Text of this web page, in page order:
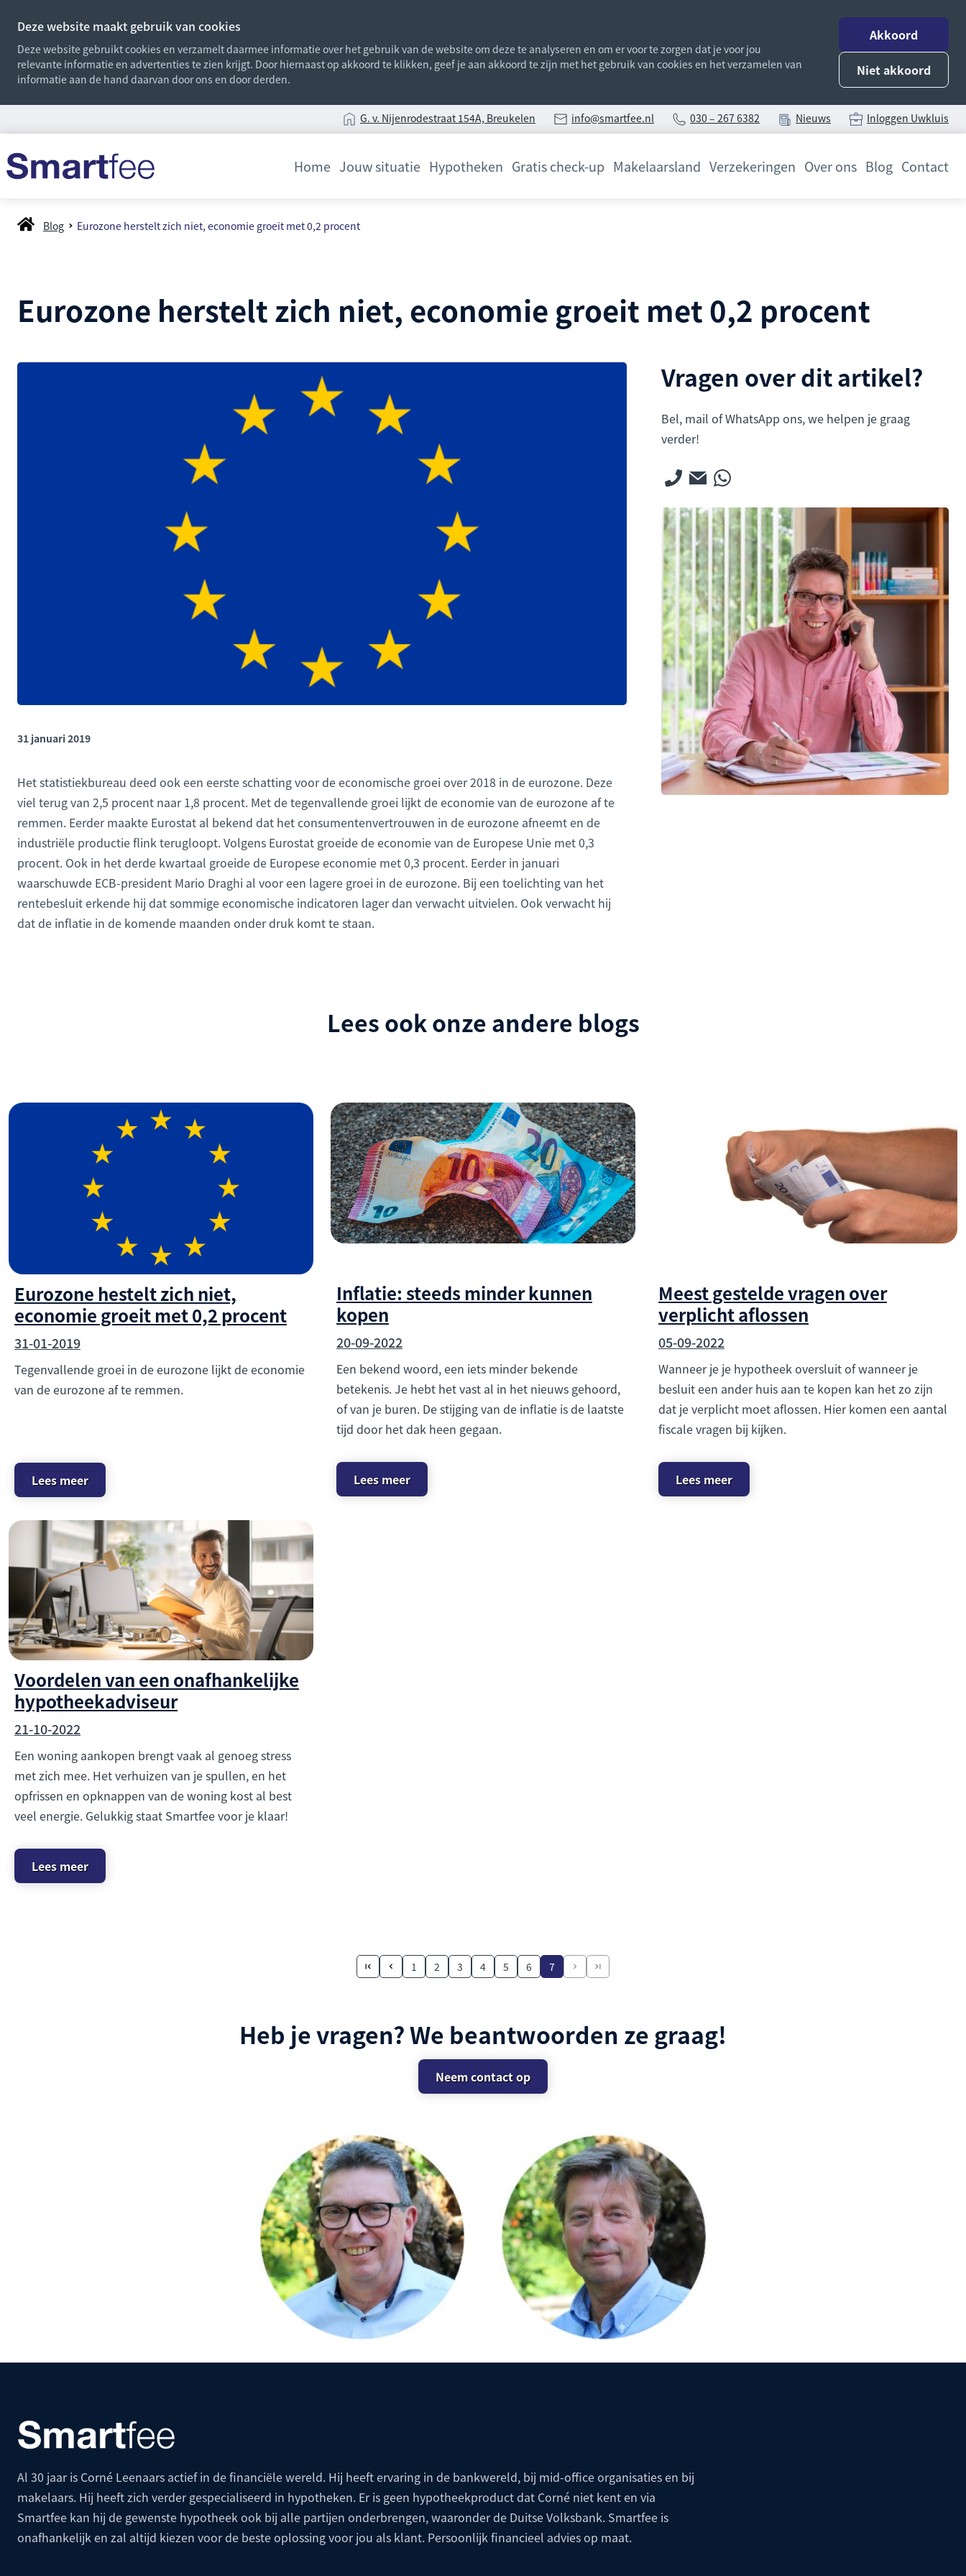
Deze website maakt gebruik van cookies
Deze website gebruikt cookies en verzamelt daarmee informatie over het gebruik van de website om deze te analyseren en om er voor te zorgen dat je voor jou
relevante informatie en advertenties te zien krijgt. Door hiernaast op akkoord te klikken, geef je aan akkoord te zijn met het gebruik van cookies en het verzamelen van
informatie aan de hand daarvan door ons en door derden.
Akkoord
Niet akkoord
G. v. Nijenrodestraat 154A, Breukelen info@smartfee.nl 030 – 267 6382 Nieuws Inloggen Uwkluis
Home Jouw situatie Hypotheken Gratis check-up Makelaarsland Verzekeringen Over ons Blog Contact
Blog Eurozone herstelt zich niet, economie groeit met 0,2 procent
Eurozone herstelt zich niet, economie groeit met 0,2 procent
31 januari 2019
Het statistiekbureau deed ook een eerste schatting voor de economische groei over 2018 in de eurozone. Deze
viel terug van 2,5 procent naar 1,8 procent. Met de tegenvallende groei lijkt de economie van de eurozone af te
remmen. Eerder maakte Eurostat al bekend dat het consumentenvertrouwen in de eurozone afneemt en de
industriële productie flink terugloopt. Volgens Eurostat groeide de economie van de Europese Unie met 0,3
procent. Ook in het derde kwartaal groeide de Europese economie met 0,3 procent. Eerder in januari
waarschuwde ECB-president Mario Draghi al voor een lagere groei in de eurozone. Bij een toelichting van het
rentebesluit erkende hij dat sommige economische indicatoren lager dan verwacht uitvielen. Ook verwacht hij
dat de inflatie in de komende maanden onder druk komt te staan.
Vragen over dit artikel?
Bel, mail of WhatsApp ons, we helpen je graag
verder!
Lees ook onze andere blogs
Eurozone hestelt zich niet,
economie groeit met 0,2 procent
31-01-2019
Tegenvallende groei in de eurozone lijkt de economie
van de eurozone af te remmen.
Lees meer
Inflatie: steeds minder kunnen
kopen
20-09-2022
Een bekend woord, een iets minder bekende
betekenis. Je hebt het vast al in het nieuws gehoord,
of van je buren. De stijging van de inflatie is de laatste
tijd door het dak heen gegaan.
Lees meer
Meest gestelde vragen over
verplicht aflossen
05-09-2022
Wanneer je je hypotheek oversluit of wanneer je
besluit een ander huis aan te kopen kan het zo zijn
dat je verplicht moet aflossen. Hier komen een aantal
fiscale vragen bij kijken.
Lees meer
Voordelen van een onafhankelijke
hypotheekadviseur
21-10-2022
Een woning aankopen brengt vaak al genoeg stress
met zich mee. Het verhuizen van je spullen, en het
opfrissen en opknappen van de woning kost al best
veel energie. Gelukkig staat Smartfee voor je klaar!
Lees meer
1 2 3 4 5 6 7
Heb je vragen? We beantwoorden ze graag!
Neem contact op
Al 30 jaar is Corné Leenaars actief in de financiële wereld. Hij heeft ervaring in de bankwereld, bij mid-office organisaties en bij
makelaars. Hij heeft zich verder gespecialiseerd in hypotheken. Er is geen hypotheekproduct dat Corné niet kent en via
Smartfee kan hij de gewenste hypotheek ook bij alle partijen onderbrengen, waaronder de Duitse Volksbank. Smartfee is
onafhankelijk en zal altijd kiezen voor de beste oplossing voor jou als klant. Persoonlijk financieel advies op maat.